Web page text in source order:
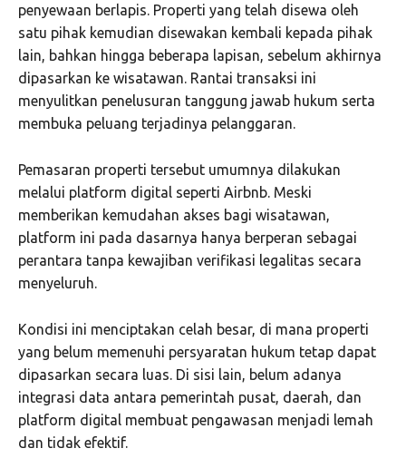
penyewaan berlapis. Properti yang telah disewa oleh
satu pihak kemudian disewakan kembali kepada pihak
lain, bahkan hingga beberapa lapisan, sebelum akhirnya
dipasarkan ke wisatawan. Rantai transaksi ini
menyulitkan penelusuran tanggung jawab hukum serta
membuka peluang terjadinya pelanggaran.
Pemasaran properti tersebut umumnya dilakukan
melalui platform digital seperti Airbnb. Meski
memberikan kemudahan akses bagi wisatawan,
platform ini pada dasarnya hanya berperan sebagai
perantara tanpa kewajiban verifikasi legalitas secara
menyeluruh.
Kondisi ini menciptakan celah besar, di mana properti
yang belum memenuhi persyaratan hukum tetap dapat
dipasarkan secara luas. Di sisi lain, belum adanya
integrasi data antara pemerintah pusat, daerah, dan
platform digital membuat pengawasan menjadi lemah
dan tidak efektif.